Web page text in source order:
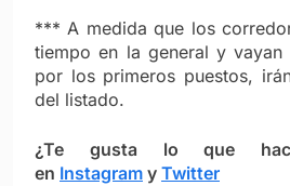
*** A medida que los
tiempo en la general y vayan
por los primeros puestos,
del listado.
¿Te gusta lo que
en Instagram y Twitter